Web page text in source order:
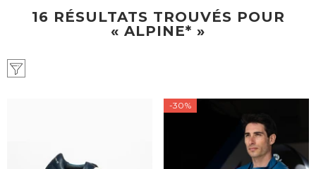
16 RÉSULTATS TROUVÉS POUR
« ALPINE* »
-30%